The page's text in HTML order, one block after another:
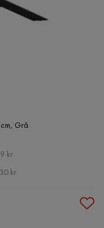
Grå
kr
kr